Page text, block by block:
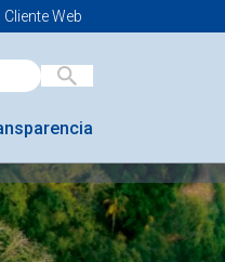
Cliente Web